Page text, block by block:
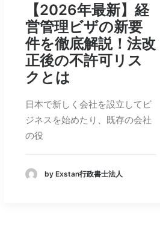
【2026年最新】経
営管理ビザの新要
件を徹底解説！法改
正後の不許可リス
クとは
日本で新しく会社を設立してビ
ジネスを始めたり、既存の会社
の役
by Exstan行政書士法人